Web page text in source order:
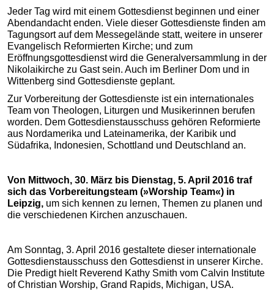
Jeder Tag wird mit einem Gottesdienst beginnen und einer
Abendandacht enden. Viele dieser Gottesdienste finden am
Tagungsort auf dem Messegelände statt, weitere in unserer
Evangelisch Reformierten Kirche; und zum
Eröffnungsgottesdienst wird die Generalversammlung in der
Nikolaikirche zu Gast sein. Auch im Berliner Dom und in
Wittenberg sind Gottesdienste geplant.
Zur Vorbereitung der Gottesdienste ist ein internationales
Team von Theologen, Liturgen und Musikerinnen berufen
worden. Dem Gottesdienstausschuss gehören Reformierte
aus Nordamerika und Lateinamerika, der Karibik und
Südafrika, Indonesien, Schottland und Deutschland an.
Von Mittwoch, 30. März bis Dienstag, 5. April 2016 traf
sich das Vorbereitungsteam (»Worship Team«) in
Leipzig, um sich kennen zu lernen, Themen zu planen und
die verschiedenen Kirchen anzuschauen.
Am Sonntag, 3. April 2016 gestaltete dieser internationale
Gottesdienstausschuss den Gottesdienst in unserer Kirche.
Die Predigt hielt Reverend Kathy Smith vom Calvin Institute
of Christian Worship, Grand Rapids, Michigan, USA.